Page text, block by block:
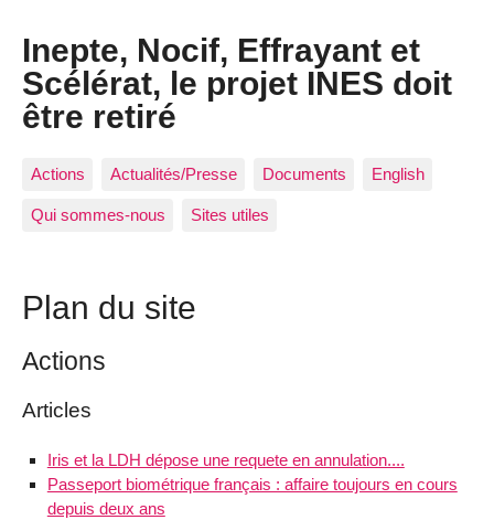
Inepte, Nocif, Effrayant et
Scélérat, le projet INES doit
être retiré
Actions Actualités/Presse Documents English
Qui sommes-nous Sites utiles
Plan du site
Actions
Articles
Iris et la LDH dépose une requete en annulation....
Passeport biométrique français : affaire toujours en cours
depuis deux ans